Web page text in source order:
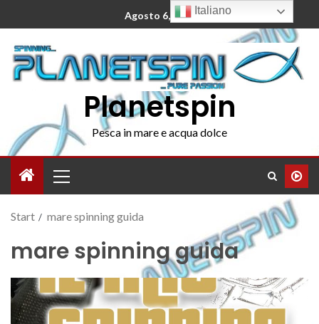
Agosto 6, 2026
Planetspin
Pesca in mare e acqua dolce
Start mare spinning guida
mare spinning guida
Italiano